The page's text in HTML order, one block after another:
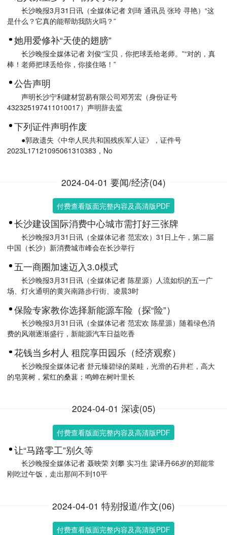
长沙晚报3月31日讯（全媒体记者 刘琦 通讯员 张玲 寻艳）“这
是什么？它真的能帮助我防火吗？”
她用爱修补“天使的翅膀”
长沙晚报全媒体记者 刘俊“宝贝，你把球丢给老师。”“对的，真
棒！老师把球丢给你，你接住咯！”
公告声明
声明长沙宁利建材贸易有限公司邓芳宏（身份证号
432325197411010017）声明辞去监
下列证件声明作废
●郭政遗失《中华人民共和国残疾军人证》，证件号
2023L17121095061310383，No
2024-04-01 要闻/经济(04)
付费查看版面完整内容及高清版PDF
长沙建设国际消费中心城市需打好三张牌
长沙晚报3月31日讯（全媒体记者 范宏欢）31日上午，第二届
中国（长沙）新消费城市峰会在长沙举行
五一商圈加速迈入3.0模式
长沙晚报3月31日讯（全媒体记者 陈星源）人流如织的五一广
场、灯火通明的黄兴南路步行街、凌晨3时
保险专家教你选择新能源车险（探“险”）
长沙晚报3月31日讯（全媒体记者 范宏欢 陈星源）随着绿色消
费的风潮逐渐盛行，新能源汽车日益吃香
花钱当乡村人 租院享田园乐（经济观察）
长沙晚报全媒体记者 舒元臻碧绿的菜畦，光滑的石井栏，高大
的皂荚树，紫红的桑葚；鸣蝉在树叶里长
2024-04-01 深读(05)
付费查看版面完整内容及高清版PDF
让“马路零工”别久等
长沙晚报全媒体记者 聂映荣 刘攀 实习生 梁译丹66岁的郑能常
刚吃过午饭，走出那间不到10平
2024-04-01 特别报道/作文(06)
付费查看版面完整内容及高清版PDF